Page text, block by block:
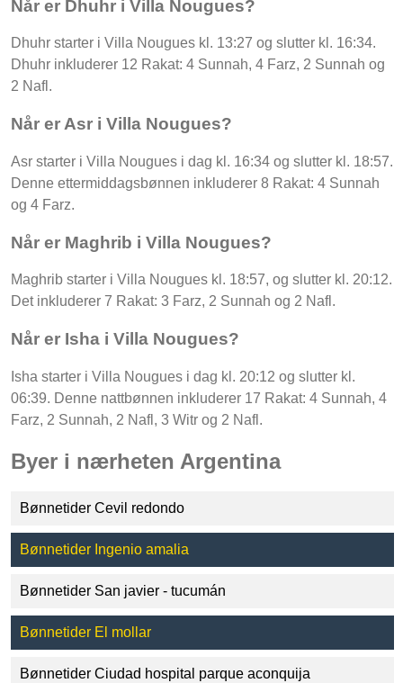
Når er Dhuhr i Villa Nougues?
Dhuhr starter i Villa Nougues kl. 13:27 og slutter kl. 16:34.
Dhuhr inkluderer 12 Rakat: 4 Sunnah, 4 Farz, 2 Sunnah og
2 Nafl.
Når er Asr i Villa Nougues?
Asr starter i Villa Nougues i dag kl. 16:34 og slutter kl. 18:57.
Denne ettermiddagsbønnen inkluderer 8 Rakat: 4 Sunnah
og 4 Farz.
Når er Maghrib i Villa Nougues?
Maghrib starter i Villa Nougues kl. 18:57, og slutter kl. 20:12.
Det inkluderer 7 Rakat: 3 Farz, 2 Sunnah og 2 Nafl.
Når er Isha i Villa Nougues?
Isha starter i Villa Nougues i dag kl. 20:12 og slutter kl.
06:39. Denne nattbønnen inkluderer 17 Rakat: 4 Sunnah, 4
Farz, 2 Sunnah, 2 Nafl, 3 Witr og 2 Nafl.
Byer i nærheten Argentina
Bønnetider Cevil redondo
Bønnetider Ingenio amalia
Bønnetider San javier - tucumán
Bønnetider El mollar
Bønnetider Ciudad hospital parque aconquija